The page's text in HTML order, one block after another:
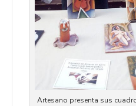
Artesano presenta sus